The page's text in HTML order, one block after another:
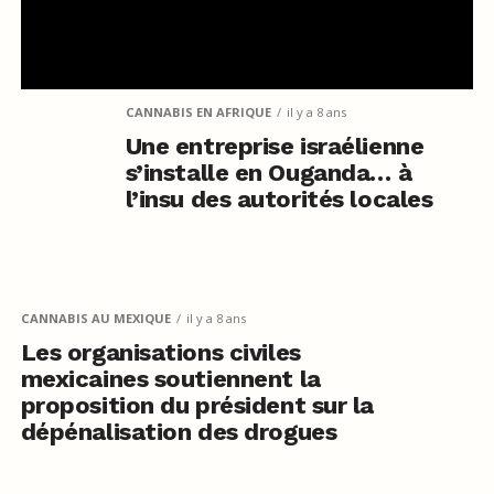
CANNABIS EN AFRIQUE il y a 8 ans
Une entreprise israélienne
s’installe en Ouganda… à
l’insu des autorités locales
CANNABIS AU MEXIQUE il y a 8 ans
Les organisations civiles
mexicaines soutiennent la
proposition du président sur la
dépénalisation des drogues